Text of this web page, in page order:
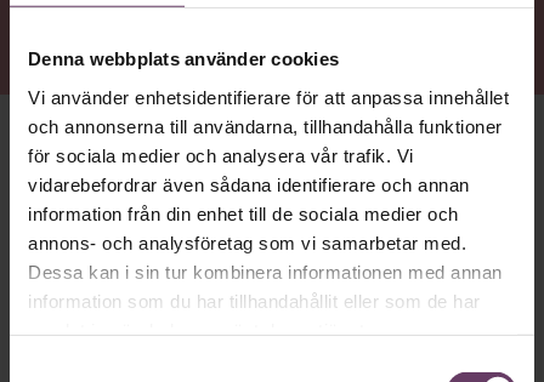
Denna webbplats använder cookies
Vi använder enhetsidentifierare för att anpassa innehållet
och annonserna till användarna, tillhandahålla funktioner
för sociala medier och analysera vår trafik. Vi
vidarebefordrar även sådana identifierare och annan
information från din enhet till de sociala medier och
annons- och analysföretag som vi samarbetar med.
Dessa kan i sin tur kombinera informationen med annan
information som du har tillhandahållit eller som de har
HON HAR KÖRT ETTcrossfit-pass på morgonen. För att
hon lärt sig vikten av återhämtning och för att tuff träning
låter tankarna vila. ”Meditation funkar inte på mig. Det är
när jag får ta i som jag rensar huvudet”, säger hon.
Ida Östenssonär generalsekreterare för ChildX, en
organisation som arbetar för att stoppa människohandel
och sexuell exploatering av barn. En trygg uppväxt i en